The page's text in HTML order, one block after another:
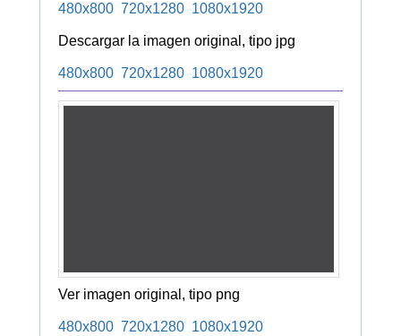
480x800 720x1280 1080x1920
Descargar la imagen original, tipo jpg
480x800 720x1280 1080x1920
Ver imagen original, tipo png
480x800 720x1280 1080x1920